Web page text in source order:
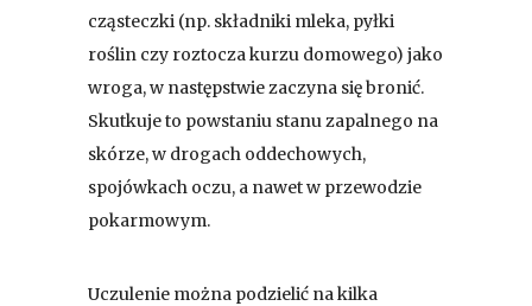
cząsteczki (np. składniki mleka, pyłki
roślin czy roztocza kurzu domowego) jako
wroga, w następstwie zaczyna się bronić.
Skutkuje to powstaniu stanu zapalnego na
skórze, w drogach oddechowych,
spojówkach oczu, a nawet w przewodzie
pokarmowym.
Uczulenie można podzielić na kilka